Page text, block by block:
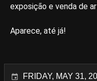
exposição e venda de
Aparece, até já!
FRIDAY, MAY 31,